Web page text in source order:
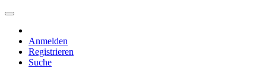
Anmelden
Registrieren
Suche